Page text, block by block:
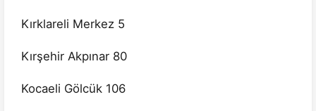
Kırklareli Merkez 5
Kırşehir Akpınar 80
Kocaeli Gölcük 106